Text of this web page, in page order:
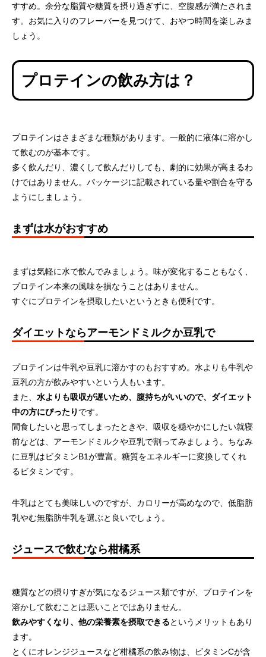
すすめ。余分な脂質や糖質を摂り過ぎずに、空腹感が満たされま
す。お気に入りのフレーバーを見つけて、おやつ時間を楽しみま
しょう。
プロテインの飲み方は？
プロテインはさまざまな種類があります。一般的に液体に溶かし
て飲むのが基本です。
多く飲んだり、濃くして飲んだりしても、劇的に効果が高まるわ
けではありません。パッケージに記載されている量や割合を守る
ようにしましょう。
まずは水がおすすめ
まずは気軽に水で飲んでみましょう。味が変化することもなく、
プロテイン本来の風味を損なうことはありません。
すぐにプロテインを摂取したいというときも便利です。
ダイエットならアーモンドミルクか豆乳で
プロテインは牛乳や豆乳に溶かすのもおすすめ。水よりも牛乳や
豆乳の方が飲みやすいという人もいます。
また、 水よりも吸収が遅いため、腹持ちがいいので、ダイエット
中の方にぴったり です。
間食したいと思ってしまったときや、吸収を穏やかにしたい就寝
前などは、アーモンドミルクや豆乳で割ってみましょう。ちなみ
に豆乳はビタミンB1が豊富。糖質をエネルギーに変換してくれ
るビタミンです。
牛乳はとても美味しいのですが、カロリーが高めなので、低脂肪
乳やむ無脂肪牛乳を選ぶと良いでしょう。
ジュースで飲むなら柑橘系
糖質などの摂りすぎが気になるジュース類ですが、プロテインを
溶かして飲むことは悪いことではありません。
飲みやすくなり、他の栄養素を摂取できるというメリットもあり
ます。
とくにオレンジジュースなど柑橘系の飲み物は、ビタミンCが含